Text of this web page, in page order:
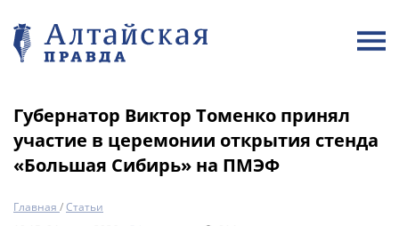
Губернатор Виктор Томенко принял
участие в церемонии открытия стенда
«Большая Сибирь» на ПМЭФ
Главная /Статьи